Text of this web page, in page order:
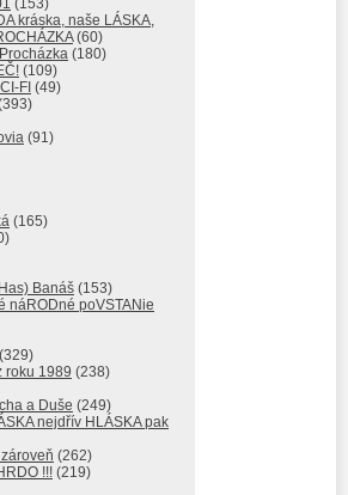
(153)
kráska, naše LÁSKA,
(60)
(180)
(109)
FI (49)
(91)
(165)
Banáš (153)
náRODné poVSTANie
(329)
roku 1989 (238)
a Duše (249)
nejdřív HLÁSKA pak
(262)
!!! (219)